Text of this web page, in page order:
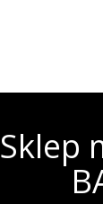
Sklep